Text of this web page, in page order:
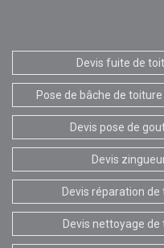
Devis fuite de
Pose de bâche de
Devis pose de
Devis
Devis réparation
Devis nettoyage